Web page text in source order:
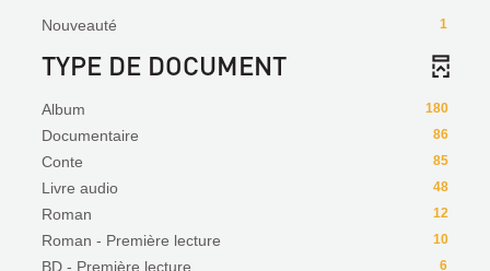
1
Nouveauté
TYPE DE DOCUMENT
180
Album
86
Documentaire
85
Conte
48
Livre audio
12
Roman
10
Roman - Première lecture
6
BD - Première lecture